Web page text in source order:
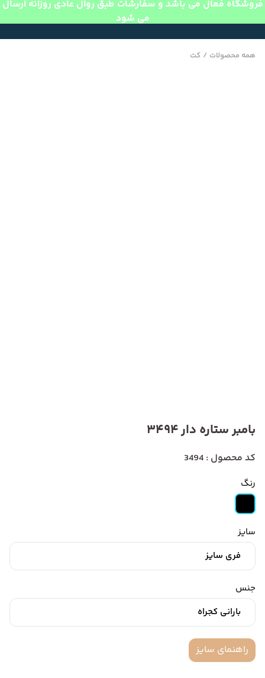
فروشگاه فعال می باشد و سفارشات طبق روال عادی روزانه ارسال
می شود
همه محصولات / کت
بامبر ستاره دار 3494
کد محصول : 3494
رنگ
سایز
فری سایز
جنس
بارانی کجراه
راهنمای سایز